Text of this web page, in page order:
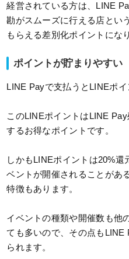
経営されている方は、LINE
勘がスムーズに行える店とい
もらえる差別化ポイントにな
ポイントが貯まりやすい
LINE Payで支払うとLINEポイ
このLINEポイントはLINE
するお得なポイントです。
しかもLINEポイントは20%
ベントが開催されることがあ
特徴もあります。
イベントの種類や開催数も他
ても多いので、その点も
られます。